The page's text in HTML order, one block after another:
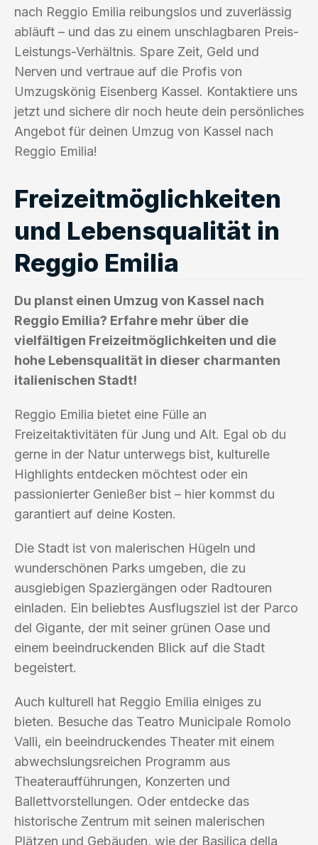
nach Reggio Emilia reibungslos und zuverlässig
abläuft – und das zu einem unschlagbaren Preis-
Leistungs-Verhältnis. Spare Zeit, Geld und
Nerven und vertraue auf die Profis von
Umzugskönig Eisenberg Kassel. Kontaktiere uns
jetzt und sichere dir noch heute dein persönliches
Angebot für deinen Umzug von Kassel nach
Reggio Emilia!
Freizeitmöglichkeiten
und Lebensqualität in
Reggio Emilia
Du planst einen Umzug von Kassel nach
Reggio Emilia? Erfahre mehr über die
vielfältigen Freizeitmöglichkeiten und die
hohe Lebensqualität in dieser charmanten
italienischen Stadt!
Reggio Emilia bietet eine Fülle an
Freizeitaktivitäten für Jung und Alt. Egal ob du
gerne in der Natur unterwegs bist, kulturelle
Highlights entdecken möchtest oder ein
passionierter Genießer bist – hier kommst du
garantiert auf deine Kosten.
Die Stadt ist von malerischen Hügeln und
wunderschönen Parks umgeben, die zu
ausgiebigen Spaziergängen oder Radtouren
einladen. Ein beliebtes Ausflugsziel ist der Parco
del Gigante, der mit seiner grünen Oase und
einem beeindruckenden Blick auf die Stadt
begeistert.
Auch kulturell hat Reggio Emilia einiges zu
bieten. Besuche das Teatro Municipale Romolo
Valli, ein beeindruckendes Theater mit einem
abwechslungsreichen Programm aus
Theateraufführungen, Konzerten und
Ballettvorstellungen. Oder entdecke das
historische Zentrum mit seinen malerischen
Plätzen und Gebäuden, wie der Basilica della